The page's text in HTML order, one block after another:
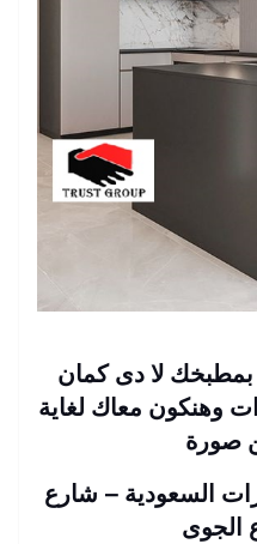
لا دى كمان
وهنكون معاك لغاية
صورة
نصر : 2 عمارات السعودية – شارع
الجوى